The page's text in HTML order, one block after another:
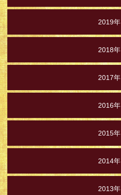
2019年
2018年
2017年
2016年
2015年
2014年
2013年